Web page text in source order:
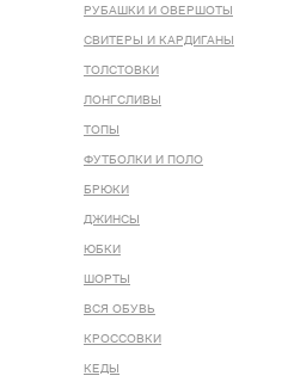
РУБАШКИ И ОВЕРШОТЫ
СВИТЕРЫ И КАРДИГАНЫ
ТОЛСТОВКИ
ЛОНГСЛИВЫ
ТОПЫ
ФУТБОЛКИ И ПОЛО
БРЮКИ
ДЖИНСЫ
ЮБКИ
ШОРТЫ
ВСЯ ОБУВЬ
КРОССОВКИ
КЕДЫ